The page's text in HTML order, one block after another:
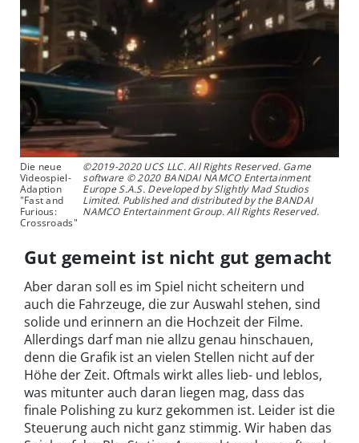
Die neue
Videospiel-
Adaption
"Fast and
Furious:
Crossroads"
©2019-2020 UCS LLC. All Rights Reserved. Game
software © 2020 BANDAI NAMCO Entertainment
Europe S.A.S. Developed by Slightly Mad Studios
Limited. Published and distributed by the BANDAI
NAMCO Entertainment Group. All Rights Reserved.
Gut gemeint ist nicht gut gemacht
Aber daran soll es im Spiel nicht scheitern und
auch die Fahrzeuge, die zur Auswahl stehen, sind
solide und erinnern an die Hochzeit der Filme.
Allerdings darf man nie allzu genau hinschauen,
denn die Grafik ist an vielen Stellen nicht auf der
Höhe der Zeit. Oftmals wirkt alles lieb- und leblos,
was mitunter auch daran liegen mag, dass das
finale Polishing zu kurz gekommen ist. Leider ist die
Steuerung auch nicht ganz stimmig. Wir haben das